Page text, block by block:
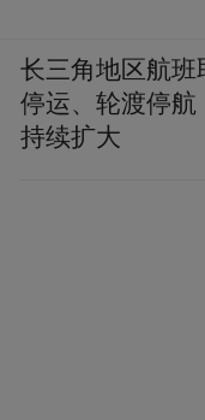
长三角地区航班
停运、轮渡停航
持续扩大